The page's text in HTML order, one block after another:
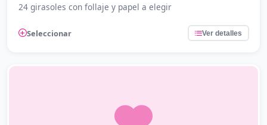
24 girasoles con follaje y papel a elegir
Seleccionar Ver detalles